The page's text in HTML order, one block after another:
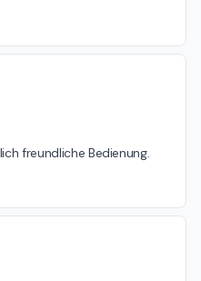
freundliche Bedienung.